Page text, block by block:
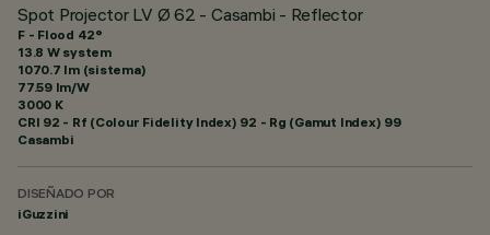
Spot Projector LV Ø 62 - Casambi - Reflector
F - Flood 42°
13.8 W system
1070.7 lm (sistema)
77.59 lm/W
3000 K
CRI 92 - Rf (Colour Fidelity Index) 92 - Rg (Gamut Index) 99
Casambi
DISEÑADO POR
iGuzzini